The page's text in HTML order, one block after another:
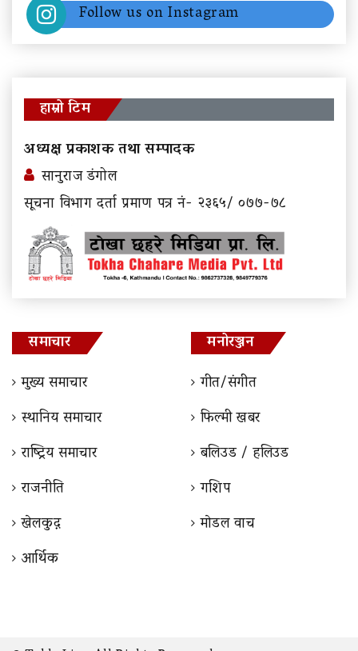
Follow us on Instagram
हाम्रो टिम
अध्यक्ष प्रकाशक तथा सम्पादक
सानुराज डंगोल
सूचना विभाग दर्ता प्रमाण पत्र नं- २३६५/ ०७७-७८
समाचार
मुख्य समाचार
स्थानिय समाचार
राष्ट्रिय समाचार
राजनीति
खेलकुद़़
आर्थिक
मनोरञ्जन
गीत/संगीत
फिल्मी खबर
बलिउड / हलिउड
गशिप
माेडल वाच